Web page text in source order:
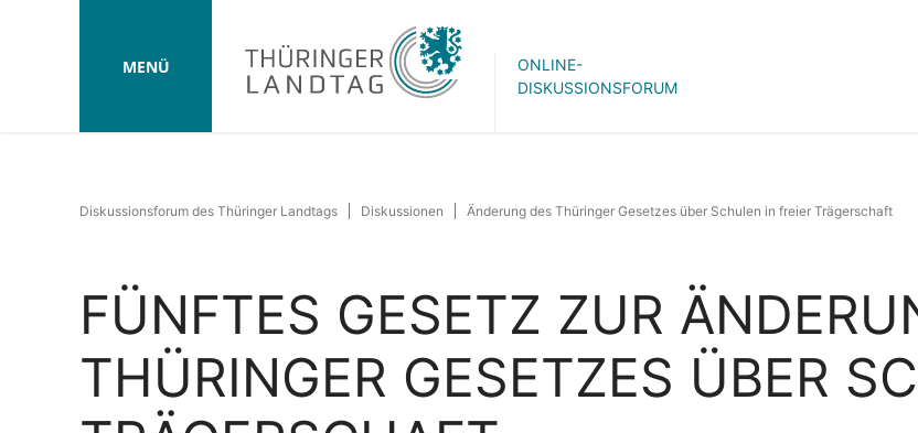
MENÜ
ONLINE-
DISKUSSIONSFORUM
Diskussionsforum des Thüringer Landtags Diskussionen Änderung des Thüringer Gesetzes über Schulen in freier Trägerschaft
FÜNFTES GESETZ ZUR
THÜRINGER GESETZES ÜBER